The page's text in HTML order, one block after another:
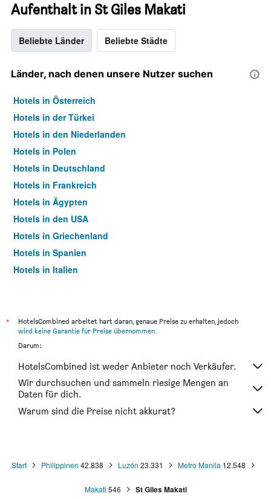
Aufenthalt in St Giles Makati
Beliebte Länder Beliebte Städte
Länder, nach denen unsere Nutzer suchen
Hotels in Österreich
Hotels in der Türkei
Hotels in den Niederlanden
Hotels in Polen
Hotels in Deutschland
Hotels in Frankreich
Hotels in Ägypten
Hotels in den USA
Hotels in Griechenland
Hotels in Spanien
Hotels in Italien
*
HotelsCombined arbeitet hart daran, genaue Preise zu erhalten, jedoch
wird keine Garantie für Preise übernommen.
Darum:
HotelsCombined ist weder Anbieter noch Verkäufer.
Wir durchsuchen und sammeln riesige Mengen an
Daten für dich.
Warum sind die Preise nicht akkurat?
Start Philippinen 42.838 Luzón 23.331 Metro Manila 12.548
Makati 546 St Giles Makati